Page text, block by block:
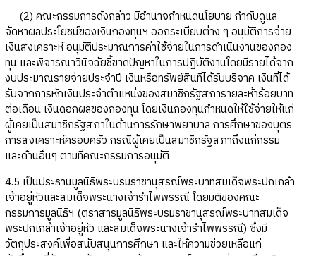
(2) คณะกรรมการดังกล่าว มีอำนาจกำหนดนโยบาย กำกับดูแล
จัดหาผลประโยชน์ของเงินกองทุนฯ ออกระเบียบต่าง ๆ อนุมัติการจ่าย
เงินสงเคราะห์ อนุมัติประมาณการค่าใช้จ่ายในการดำเนินงานของกอง
ทุน และพิจารณาวินิจฉัยชี้ขาดปัญหาในการปฏิบัติงานโดยมีรายได้จาก
งบประมาณรายจ่ายประจำปี เงินหรือทรัพย์สินที่ได้รับบริจาค เงินที่ได้
รับจากการหักเงินประจำตำแหน่งของสมาชิกรัฐสภารายละห้าร้อยบาท
ต่อเดือน เงินดอกผลของกองทุน โดยเงินกองทุนกำหนดให้ใช้จ่ายให้แก่
ผู้เคยเป็นสมาชิกรัฐสภาในด้านการรักษาพยาบาล การศึกษาของบุตร
การสงเคราะห์ครอบครัว กรณีผู้เคยเป็นสมาชิกรัฐสภาถึงแก่กรรม
และด้านอื่นๆ ตามที่คณะกรรมการอนุมัติ
4.5 เป็นประธานมูลนิธิพระบรมราชานุสรณ์พระบาทสมเด็จพระปกเกล้า
เจ้าอยู่หัวและสมเด็จพระนางเจ้ารำไพพรรณี โดยมติของคณะ
กรรมการมูลนิธิฯ (ตราสารมูลนิธิพระบรมราชานุสรณ์พระบาทสมเด็จ
พระปกเกล้าเจ้าอยู่หัว และสมเด็จพระนางเจ้ารำไพพรรณี) ซึ่งมี
วัตถุประสงค์เพื่อสนับสนุนการศึกษา และให้ความช่วยเหลือแก่